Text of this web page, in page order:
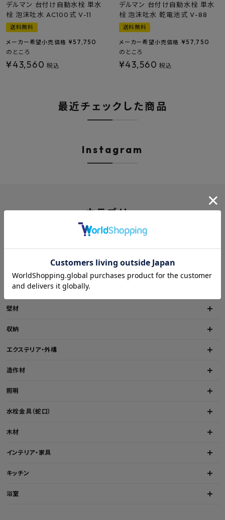
デルマン 台付け自動水栓 単水
栓 泡沫吐水 AC100式 V-11
送料無料
メーカー希望小売価格 ¥57,750
のところ
¥43,560 税込
デルマン 台付け自動水栓 単水
栓 泡沫吐水 乾電池式 V-88
送料無料
メーカー希望小売価格 ¥57,750
のところ
¥43,560 税込
最近チェックした商品
Instagram
カテゴリー
床材
壁材
収納
エクステリア・外構
造作材
照明
水栓金具（蛇口）
木材
インテリア・家具
キッチン
浴室